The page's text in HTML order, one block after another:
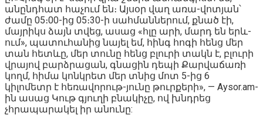
անընդհատ հաչում են։ Այսօր վաղ առա-վոտյան՝
ժամը 05։00-ից 05։30-ի սահմաններում, քնած էի,
մայրիկս ձայն տվեց, ասաց «հլը արի, մարդ են երև-
ում», պատուհանից նայել եմ, հինգ հոգի հենց մեր
տան հետևը, մեր տունը հենց բլուրի տակն է, բլուրի
վրայով բարձրացան, գնացին դեպի Քարվաճառի
կողմ, հիմա կոնկրետ մեր տնից մոտ 5-ից 6
կիլոմետր է հեռավորութ-յունը թուրքերի», — Aysor.am-
ին ասաց Կութ գյուղի բնակիչը, ով խնդրեց
չհրապարակել իր անունը: